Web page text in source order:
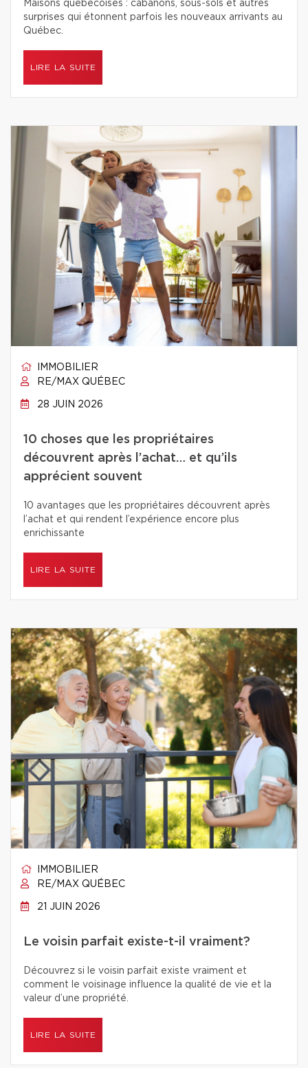
Maisons québécoises : cabanons, sous-sols et autres
surprises qui étonnent parfois les nouveaux arrivants au
Québec.
LIRE LA SUITE
IMMOBILIER
RE/MAX QUÉBEC
28 JUIN 2026
10 choses que les propriétaires
découvrent après l’achat… et qu’ils
apprécient souvent
10 avantages que les propriétaires découvrent après
l’achat et qui rendent l’expérience encore plus
enrichissante
LIRE LA SUITE
IMMOBILIER
RE/MAX QUÉBEC
21 JUIN 2026
Le voisin parfait existe-t-il vraiment?
Découvrez si le voisin parfait existe vraiment et
comment le voisinage influence la qualité de vie et la
valeur d’une propriété.
LIRE LA SUITE